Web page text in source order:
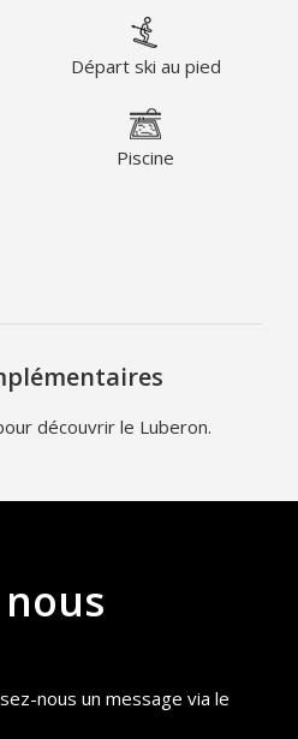
Départ ski au pied
Piscine
découvrir le Luberon.
nous un message via le